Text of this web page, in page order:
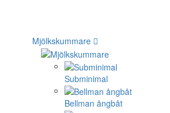
Mjölkskummare
Subminimal
Bellman ångbåt